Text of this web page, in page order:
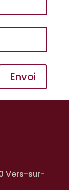
Envoi
Vers-sur-